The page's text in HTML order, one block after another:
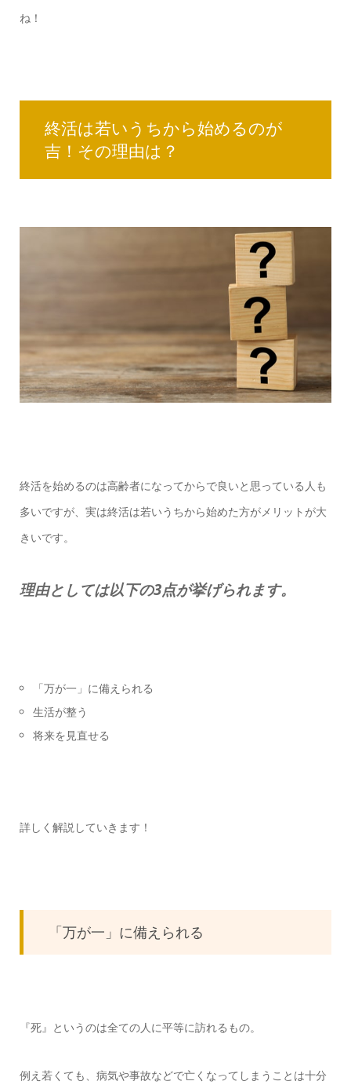
ね！
終活は若いうちから始めるのが
吉！その理由は？
終活を始めるのは高齢者になってからで良いと思っている人も
多いですが、実は終活は若いうちから始めた方がメリットが大
きいです。
理由としては以下の3点が挙げられます。
「万が一」に備えられる
生活が整う
将来を見直せる
詳しく解説していきます！
「万が一」に備えられる
『死』というのは全ての人に平等に訪れるもの。
例え若くても、病気や事故などで亡くなってしまうことは十分